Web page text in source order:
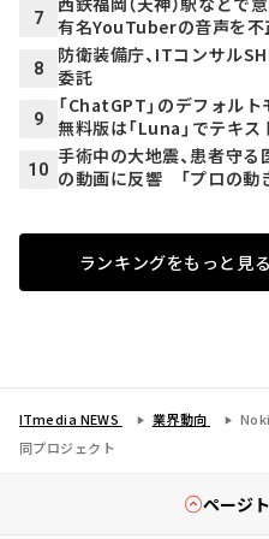
7
有名YouTuberの音声を不
8
防衛装備庁、ITコンサル
委託
9
「ChatGPT」のデフォルト
無料版は「Luna」でテキ
10
手術中の大地震、患者守
の動画に反響 「プロの動き
ランキングをもっと見る
ITmedia NEWS 業界動向
同プロジェクト
ページ